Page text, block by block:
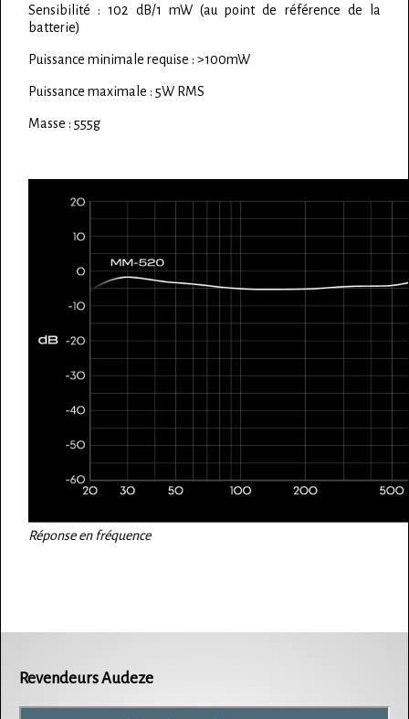
Sensibilité : 102 dB/1 mW (au point de référence de la
batterie)
Puissance minimale requise : >100mW
Puissance maximale : 5W RMS
Masse : 555g
Réponse en fréquence
Revendeurs Audeze